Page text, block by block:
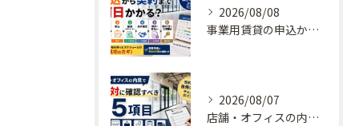
2026/08/08
事業用賃貸の申込から契約まで何日かかる？スケジュールを詳しく解説
2026/08/07
店舗・オフィスの内見で絶対に確認すべき15項目｜契約後に後悔しないチェックポイント